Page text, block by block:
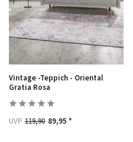
Vintage -Teppich - Oriental
Gratia Rosa
UVP 119,90 89,95 *